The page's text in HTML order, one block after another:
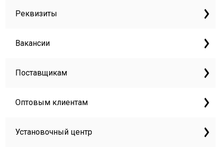
Реквизиты
Вакансии
Поставщикам
Оптовым клиентам
Установочный центр